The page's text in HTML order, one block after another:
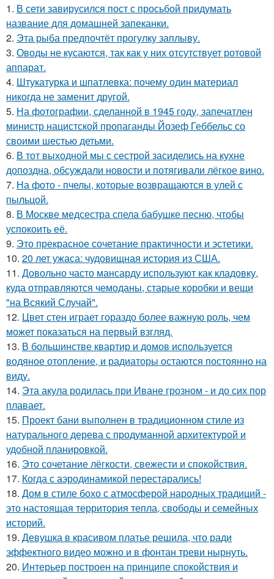
1. В сети завирусился пост с просьбой придумать
название для домашней запеканки.
2. Эта рыба предпочтёт прогулку заплыву.
3. Оводы не кусаются, так как у них отсутствует ротовой
аппарат.
4. Штукатурка и шпатлевка: почему один материал
никогда не заменит другой.
5. На фотографии, сделанной в 1945 году, запечатлен
министр нацистской пропаганды Йозеф Геббельс со
своими шестью детьми.
6. В тот выходной мы с сестрой засиделись на кухне
допоздна, обсуждали новости и потягивали лёгкое вино.
7. На фото - пчелы, которые возвращаются в улей с
пыльцой.
8. В Москве медсестра спела бабушке песню, чтобы
успокоить её.
9. Это прекрасное сочетание практичности и эстетики.
10. 20 лет ужаса: чудовищная история из США.
11. Довольно часто мансарду используют как кладовку,
куда отправляются чемоданы, старые коробки и вещи
"на Всякий Случай".
12. Цвет стен играет гораздо более важную роль, чем
может показаться на первый взгляд.
13. В большинстве квартир и домов используется
водяное отопление, и радиаторы остаются постоянно на
виду.
14. Эта акула родилась при Иване грозном - и до сих пор
плавает.
15. Проект бани выполнен в традиционном стиле из
натурального дерева с продуманной архитектурой и
удобной планировкой.
16. Это сочетание лёгкости, свежести и спокойствия.
17. Когда с аэродинамикой перестарались!
18. Дом в стиле бохо с атмосферой народных традиций -
это настоящая территория тепла, свободы и семейных
историй.
19. Девушка в красивом платье решила, что ради
эффектного видео можно и в фонтан треви нырнуть.
20. Интерьер построен на принципе спокойствия и